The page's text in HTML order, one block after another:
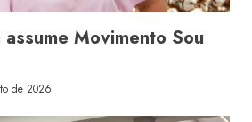
Movimento Sou
de 2026